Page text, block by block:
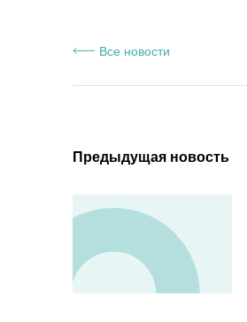
Все новости
Предыдущая новость